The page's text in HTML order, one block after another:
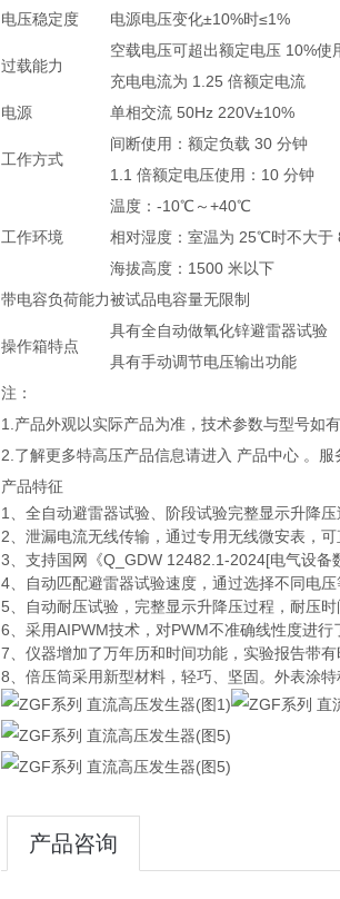
电压稳定度
电源电压变化±10%时≤1%
过载能力
空载电压可超出额定电压 10%使
充电电流为 1.25 倍额定电流
电源
单相交流 50Hz 220V±10%
工作方式
间断使用：额定负载 30 分钟
1.1 倍额定电压使用：10 分钟
工作环境
温度：-10℃～+40℃
相对湿度：室温为 25℃时不大于
海拔高度：1500 米以下
带电容负荷能力被试品电容量无限制
操作箱特点
具有全自动做氧化锌避雷器试验
具有手动调节电压输出功能
注：
1.产品外观以实际产品为准，技术参数与型号如
2.了解更多特高压产品信息请进入 产品中心 。服
产品特征
1、全自动避雷器试验、阶段试验完整显示升降压
2、泄漏电流无线传输，通过专用无线微安表，
3、支持国网《Q_GDW 12482.1-2024[电气设备
4、自动匹配避雷器试验速度，通过选择不同电
5、自动耐压试验，完整显示升降压过程，耐压时
6、采用AIPWM技术，对PWM不准确线性度进
7、仪器增加了万年历和时间功能，实验报告带有
8、倍压筒采用新型材料，轻巧、坚固。外表涂
产品咨询